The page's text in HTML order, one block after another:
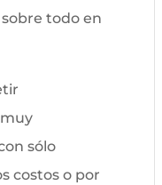
todo en
sólo
costos o por